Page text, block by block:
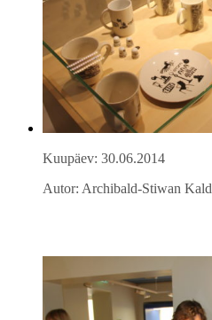
Kuupäev: 30.06.2014
Autor: Archibald-Stiwan Kald